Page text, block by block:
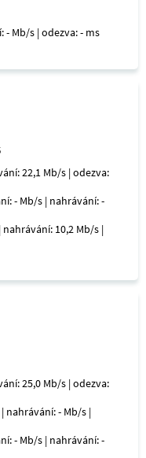
- Mb/s | odezva: - ms
22,1 Mb/s | odezva:
- Mb/s | nahrávání: -
10,2 Mb/s |
25,0 Mb/s | odezva:
nahrávání: - Mb/s |
- Mb/s | nahrávání: -